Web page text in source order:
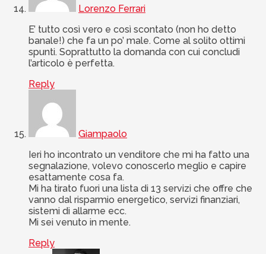
Lorenzo Ferrari
E’ tutto così vero e così scontato (non ho detto
banale!) che fa un po’ male. Come al solito ottimi
spunti. Soprattutto la domanda con cui concludi
l’articolo è perfetta.
Reply
Giampaolo
Ieri ho incontrato un venditore che mi ha fatto una
segnalazione, volevo conoscerlo meglio e capire
esattamente cosa fa.
Mi ha tirato fuori una lista di 13 servizi che offre che
vanno dal risparmio energetico, servizi finanziari,
sistemi di allarme ecc.
Mi sei venuto in mente.
Reply